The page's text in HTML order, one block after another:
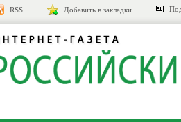
RSS Добавить в закладки